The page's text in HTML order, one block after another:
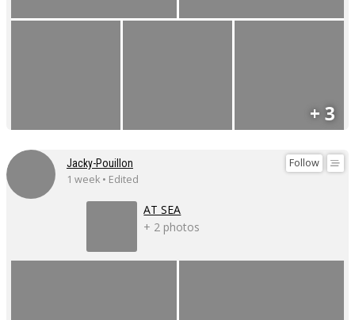
+ 3
Follow
Jacky-Pouillon
1 week • Edited
AT SEA
+ 2 photos